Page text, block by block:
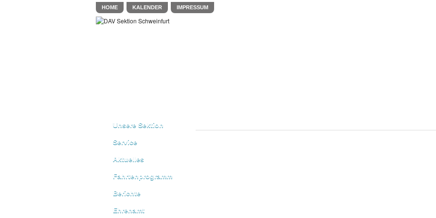
HOME KALENDER IMPRESSUM
Unsere Sektion
Service
Aktuelles
Fahrtenprogramm
Berichte
Ehrenamt